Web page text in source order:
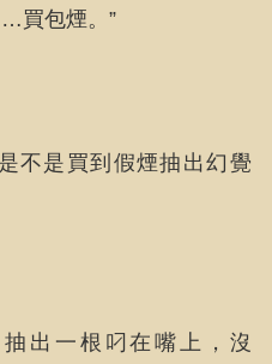
買包煙。”
不是買到假煙抽出幻覺
出一根叼在嘴上，沒